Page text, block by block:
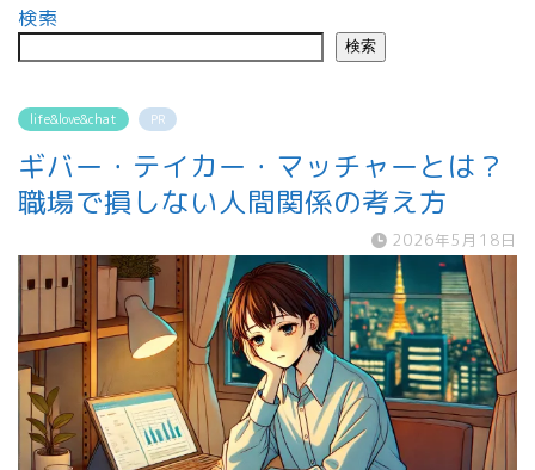
検索
検索
life&love&chat PR
ギバー・テイカー・マッチャーとは？
職場で損しない人間関係の考え方
2026年5月18日